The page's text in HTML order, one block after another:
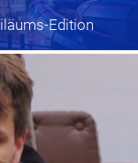
Edition